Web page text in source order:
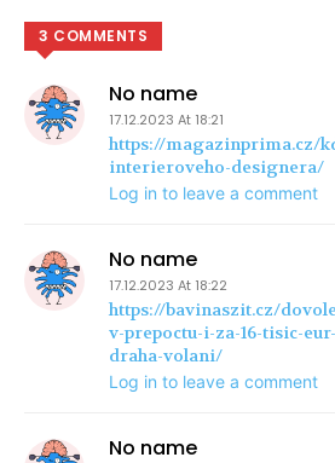
3 COMMENTS
No name
17.12.2023 At 18:21
https://magazinprima.cz/
interieroveho-designera/
Log in to leave a comment
No name
17.12.2023 At 18:22
https://bavinaszit.cz/
v-prepoctu-i-za-16-tisic-
draha-volani/
Log in to leave a comment
No name